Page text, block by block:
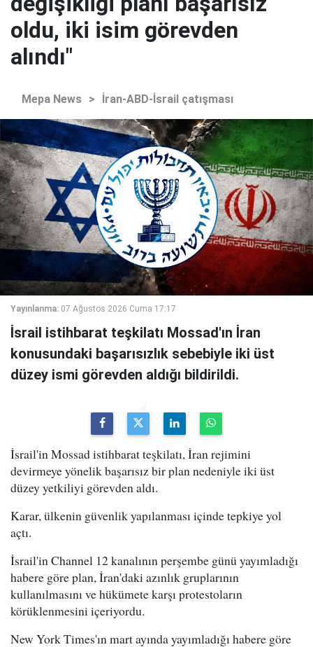
oldu, iki isim görevden
alındı"
Mepa News > İran-ABD-İsrail çatışması
Yayınlanma: 07 Ağustos 2026 Cuma 17:17
İsrail istihbarat teşkilatı Mossad'ın İran
konusundaki başarısızlık sebebiyle iki üst
düzey ismi görevden aldığı bildirildi.
İsrail'in Mossad istihbarat teşkilatı, İran rejimini
devirmeye yönelik başarısız bir plan nedeniyle iki üst
düzey yetkiliyi görevden aldı.
Karar, ülkenin güvenlik yapılanması içinde tepkiye yol
açtı.
İsrail'in Channel 12 kanalının perşembe günü yayımladığı
habere göre plan, İran'daki azınlık gruplarının
kullanılmasını ve hükümete karşı protestoların
körüklenmesini içeriyordu.
New York Times'ın mart ayında yayımladığı habere göre